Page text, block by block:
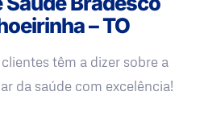
– TO
têm a dizer sobre a
da saúde com excelência!